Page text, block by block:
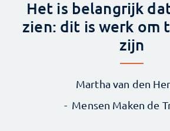
Het is belangrijk
zien: dit is werk om
zijn
Martha van den
Mensen Maken de